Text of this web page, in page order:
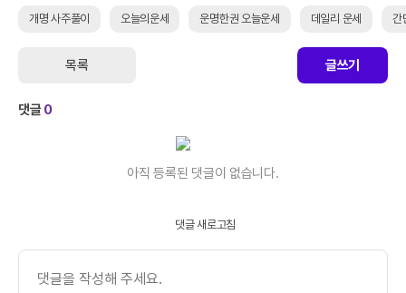
개명 사주풀이 오늘의운세 운명한권 오늘운세 데일리 운세 간
목록 글쓰기
댓글0
아직 등록된 댓글이 없습니다.
댓글 새로고침